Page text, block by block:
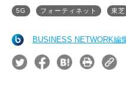
5G フォーティネット 東芝
BUSINESS NETWORK編